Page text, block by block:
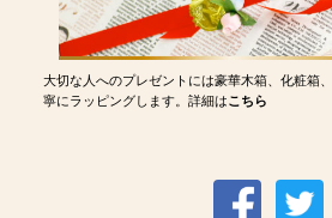
大切な人へのプレゼントには豪華木箱、化粧箱
寧にラッピングします。詳細はこちら